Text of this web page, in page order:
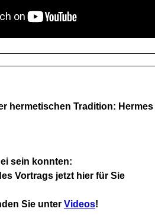
hermetischen Tradition: Hermes
sein konnten:
Vortrags jetzt hier für Sie
Sie unter Videos!